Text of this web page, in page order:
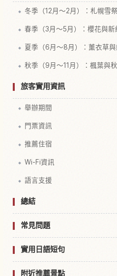
冬季（12月～2月）：札幌雪
春季（3月～5月）：櫻花與新
夏季（6月～8月）：薰衣草
秋季（9月～11月）：楓葉與
旅客實用資訊
舉辦期間
門票資訊
推薦住宿
Wi-Fi資訊
語言支援
總結
常見問題
實用日語短句
附近推薦景點